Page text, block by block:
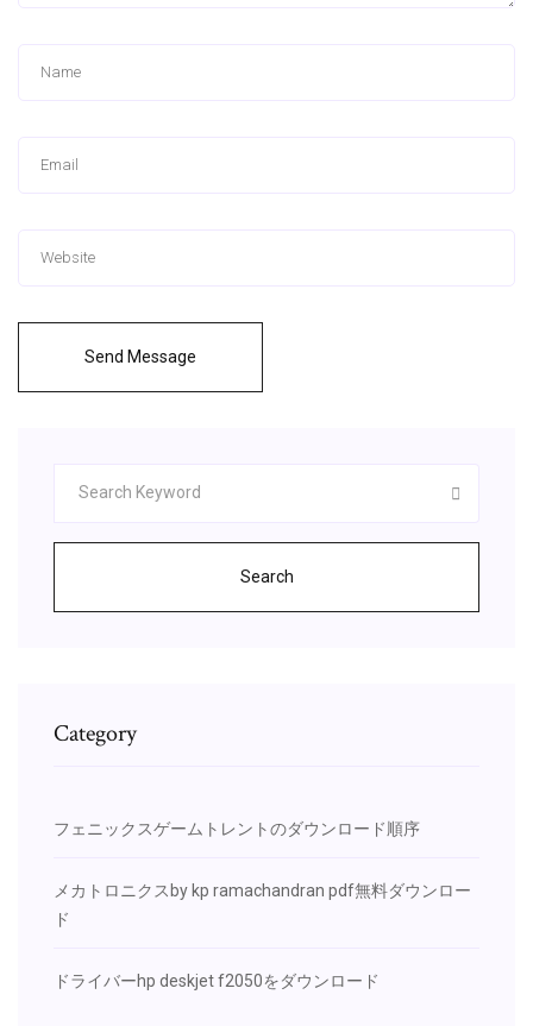
Send Message
Search
Category
フェニックスゲームトレントのダウンロード順序
メカトロニクスby kp ramachandran pdf無料ダウンロー
ド
ドライバーhp deskjet f2050をダウンロード